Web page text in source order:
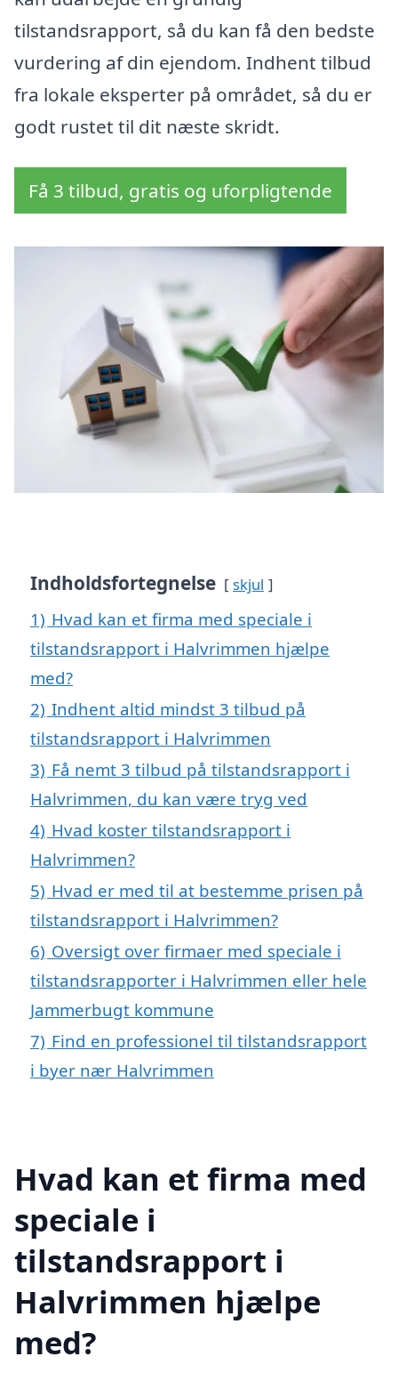
tilstandsrapport, så du kan få den bedste
vurdering af din ejendom. Indhent tilbud
fra lokale eksperter på området, så du er
godt rustet til dit næste skridt.
Få 3 tilbud, gratis og uforpligtende
Indholdsfortegnelse skjul
1) Hvad kan et firma med speciale i
tilstandsrapport i Halvrimmen hjælpe
med?
2) Indhent altid mindst 3 tilbud på
tilstandsrapport i Halvrimmen
3) Få nemt 3 tilbud på tilstandsrapport i
Halvrimmen, du kan være tryg ved
4) Hvad koster tilstandsrapport i
Halvrimmen?
5) Hvad er med til at bestemme prisen på
tilstandsrapport i Halvrimmen?
6) Oversigt over firmaer med speciale i
tilstandsrapporter i Halvrimmen eller hele
Jammerbugt kommune
7) Find en professionel til tilstandsrapport
i byer nær Halvrimmen
Hvad kan et firma med
speciale i
tilstandsrapport i
Halvrimmen hjælpe
med?